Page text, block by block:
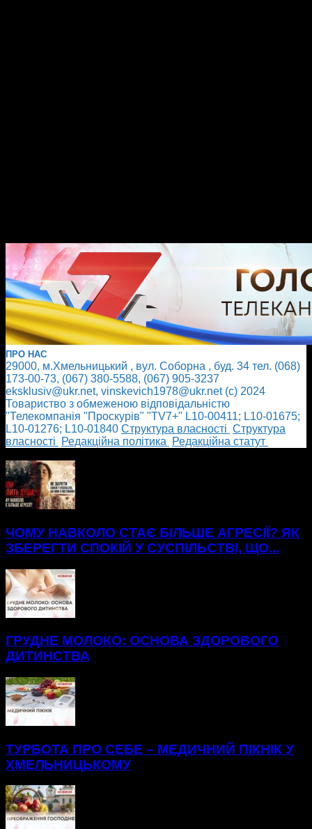
ПРО НАС
29000, м.Хмельницький , вул. Соборна , буд. 34 тел. (068)
173-00-73, (067) 380-5588, (067) 905-3237
eksklusiv@ukr.net, vinskevich1978@ukr.net (с) 2024
Товариство з обмеженою відповідальністю
"Телекомпанія "Проскурів" "TV7+" L10-00411; L10-01675;
L10-01276; L10-01840 Cтруктура власності Cтруктура
власності
Редакційна політика
Редакційна статут
ЧОМУ НАВКОЛО СТАЄ БІЛЬШЕ АГРЕСІЇ? ЯК
ЗБЕРЕГТИ СПОКІЙ У СУСПІЛЬСТВІ, ЩО...
ГРУДНЕ МОЛОКО: ОСНОВА ЗДОРОВОГО
ДИТИНСТВА
ТУРБОТА ПРО СЕБЕ – МЕДИЧНИЙ ПІКНІК У
ХМЕЛЬНИЦЬКОМУ